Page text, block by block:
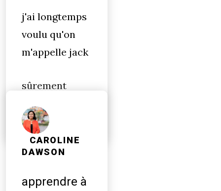
j'ai longtemps
voulu qu'on
m'appelle jack
sûrement
après avoir vu
CAROLINE
DAWSON
apprendre à